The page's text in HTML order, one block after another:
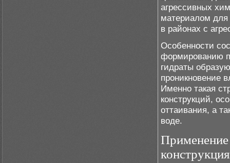
агрессивных
материалом для
в районах с
Особенности
формированию
гидраты
проникновение
Именно такая
конструкций,
оттаивания, а
воде.
Применение